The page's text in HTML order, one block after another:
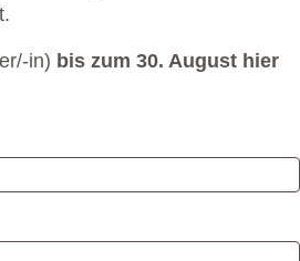
in) bis zum 30. August hier